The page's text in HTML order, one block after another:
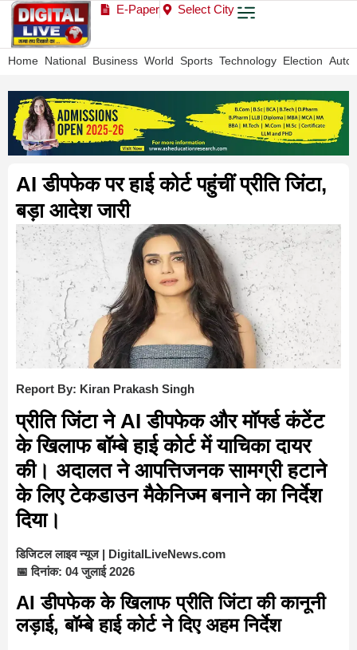
E-Paper Select City
Home National Business World Sports Technology Election Auto
AI डीपफेक पर हाई कोर्ट पहुंचीं प्रीति जिंटा,
बड़ा आदेश जारी
Report By: Kiran Prakash Singh
प्रीति जिंटाने AI डीपफेक और मॉर्फ्ड कंटेंट
के खिलाफ बॉम्बे हाई कोर्ट में याचिका दायर
की। अदालत ने आपत्तिजनक सामग्री हटाने
के लिएटेकडाउन मैकेनिज्मबनाने का निर्देश
दिया।
डिजिटल लाइव न्यूज | DigitalLiveNews.com
📅 दिनांक: 04 जुलाई 2026
AI डीपफेक के खिलाफ प्रीति जिंटा की कानूनी
लड़ाई, बॉम्बे हाई कोर्ट ने दिए अहम निर्देश